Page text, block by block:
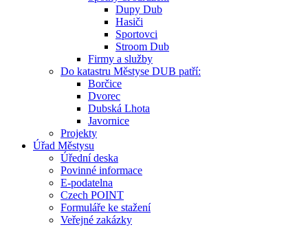
Dupy Dub
Hasiči
Sportovci
Stroom Dub
Firmy a služby
Do katastru Městyse DUB patří:
Borčice
Dvorec
Dubská Lhota
Javornice
Projekty
Úřad Městysu
Úřední deska
Povinné informace
E-podatelna
Czech POINT
Formuláře ke stažení
Veřejné zakázky